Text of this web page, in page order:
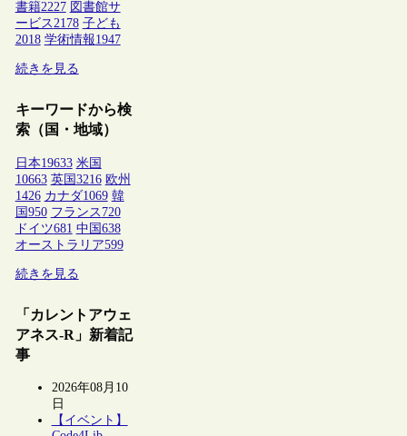
書籍2227 図書館サ
ービス2178 子ども
2018 学術情報1947
続きを見る
キーワードから検
索（国・地域）
日本19633 米国
10663 英国 3216 欧州
1426 カナダ1069 韓
国 950 フランス 720
ドイツ681 中国 638
オーストラリア599
続きを見る
「カレントアウェ
アネス-R」新着記
事
2026年08月10
日
【イベント】